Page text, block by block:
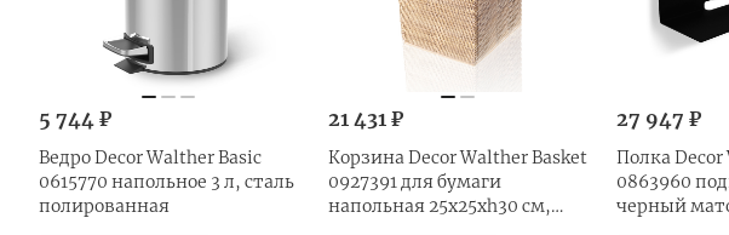
5 744 ₽
Ведро Decor Walther Basic
0615770 напольное 3 л, сталь
полированная
21 431 ₽
Корзина Decor Walther Basket
0927391 для бумаги
напольная 25x25xh30 см,
27 947 ₽
Полка
0863960
черный